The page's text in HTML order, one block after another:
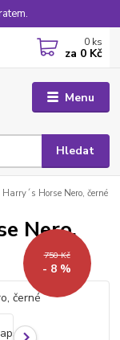
Menu
Hledat
0 ks
za 0 Kč
Horse Nero, černé
Nero,
750 Kč
- 8 %